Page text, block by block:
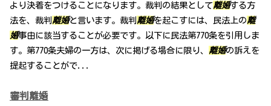
より決着をつけることになります。裁判の結果として離婚する方
法を、裁判 離婚と言います。裁判 離婚を起こすには、民法上の離
婚事由に該当することが必要です。以下に民法第770条を引用しま
す。第770条夫婦の一方は、次に掲げる場合に限り、 離婚の訴えを
提起することがで...
審判離婚